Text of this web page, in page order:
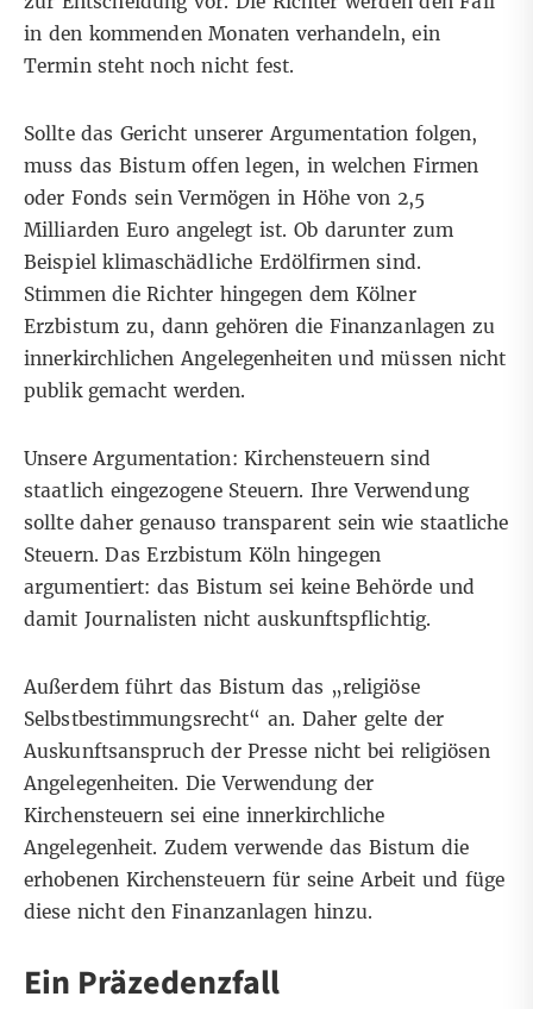
in den kommenden Monaten verhandeln, ein
Termin steht noch nicht fest.
Sollte das Gericht unserer Argumentation folgen,
muss das Bistum offen legen, in welchen Firmen
oder Fonds sein Vermögen in Höhe von 2,5
Milliarden Euro angelegt ist. Ob darunter zum
Beispiel klimaschädliche Erdölfirmen sind.
Stimmen die Richter hingegen dem Kölner
Erzbistum zu, dann gehören die Finanzanlagen zu
innerkirchlichen Angelegenheiten und müssen nicht
publik gemacht werden.
Unsere Argumentation: Kirchensteuern sind
staatlich eingezogene Steuern. Ihre Verwendung
sollte daher genauso transparent sein wie staatliche
Steuern. Das Erzbistum Köln hingegen
argumentiert: das Bistum sei keine Behörde und
damit Journalisten nicht auskunftspflichtig.
Außerdem führt das Bistum das „religiöse
Selbstbestimmungsrecht“ an. Daher gelte der
Auskunftsanspruch der Presse nicht bei religiösen
Angelegenheiten. Die Verwendung der
Kirchensteuern sei eine innerkirchliche
Angelegenheit. Zudem verwende das Bistum die
erhobenen Kirchensteuern für seine Arbeit und füge
diese nicht den Finanzanlagen hinzu.
Ein Präzedenzfall